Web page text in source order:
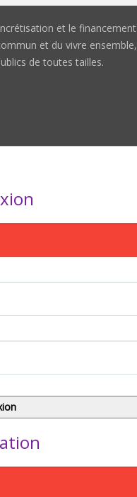
et le financement
et du vivre ensemble,
de toutes tailles.